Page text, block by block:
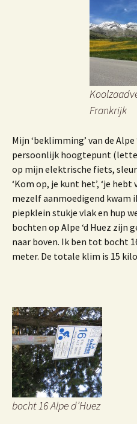
Frankrijk
Mijn ‘beklimming’ van de
persoonlijk hoogtepunt
op mijn elektrische fiets,
‘Kom op, je kunt het’, ‘je
mezelf aanmoedigend kwam
piepklein stukje vlak en hup
bochten op Alpe ‘d Huez zijn
naar boven. Ik ben tot bocht
meter. De totale klim is 15
bocht 16 Alpe d’Huez